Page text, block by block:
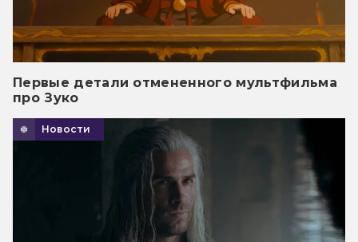
Первые детали отмененного мультфильма
про Зуко
Новости